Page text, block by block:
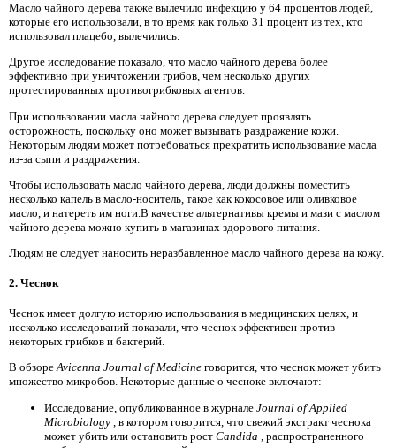
Масло чайного дерева также вылечило инфекцию у 64 процентов людей,
которые его использовали, в то время как только 31 процент из тех, кто
использовал плацебо, вылечились.
Другое исследование показало, что масло чайного дерева более
эффективно при уничтожении грибов, чем несколько других
протестированных противогрибковых агентов.
При использовании масла чайного дерева следует проявлять
осторожность, поскольку оно может вызывать раздражение кожи.
Некоторым людям может потребоваться прекратить использование масла
из-за сыпи и раздражения.
Чтобы использовать масло чайного дерева, люди должны поместить
несколько капель в масло-носитель, такое как кокосовое или оливковое
масло, и натереть им ноги.В качестве альтернативы кремы и мази с маслом
чайного дерева можно купить в магазинах здорового питания.
Людям не следует наносить неразбавленное масло чайного дерева на кожу.
2. Чеснок
Чеснок имеет долгую историю использования в медицинских целях, и
несколько исследований показали, что чеснок эффективен против
некоторых грибков и бактерий.
В обзореAvicenna Journal of Medicine говорится, что чеснок может убить
множество микробов. Некоторые данные о чесноке включают:
Исследование, опубликованное в журнале Journal of Applied
Microbiology , в котором говорится, что свежий экстракт чеснока
может убить или остановить рост Candida
, распространенного